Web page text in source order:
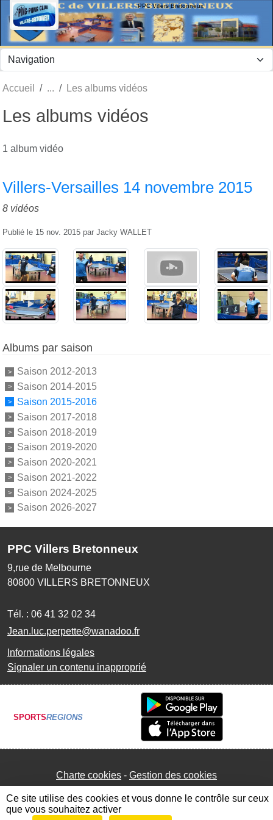
PPC Villers Bretonneux
Accueil Les albums vidéos
Les albums vidéos
1 album vidéo
Villers-Versailles 14 novembre 2015
8 vidéos
Publié le 15 nov. 2015 par Jacky WALLET
Albums par saison
Saison 2012-2013
Saison 2014-2015
Saison 2015-2016
Saison 2017-2018
Saison 2018-2019
Saison 2019-2020
Saison 2020-2021
Saison 2021-2022
Saison 2024-2025
Saison 2026-2027
PPC Villers Bretonneux
9,rue de Melbourne
80800 VILLERS BRETONNEUX
Tél. : 06 41 32 02 34
Jean.luc.perpette@wanadoo.fr
Informations légales
Signaler un contenu inapproprié
SPORTSREGIONS
Charte cookies Gestion des cookies
Panneau de gestion des cookies
Ce site utilise des cookies et vous donne le contrôle sur ceux
que vous souhaitez activer